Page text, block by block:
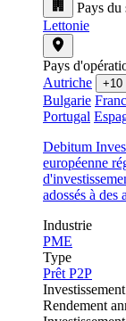
Pays du
Lettonie
Pays
Autriche
+10
Bulgarie
Portugal
Debitum
européenne
adossés à des
Industrie
PME
Type
Prêt P2P
Rendement